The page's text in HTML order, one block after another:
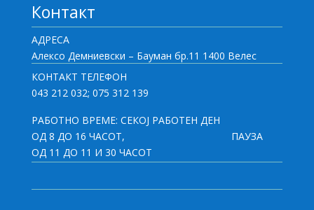
Контакт
АДРЕСА
Алексо Демниевски – Бауман бр.11 1400 Велес
КОНТАКТ ТЕЛЕФОН
043 212 032; 075 312 139
РАБОТНО ВРЕМЕ: СЕКОЈ РАБОТЕН ДЕН
ОД 8 ДО 16 ЧАСОТ, ПАУЗА
ОД 11 ДО 11 И 30 ЧАСОТ